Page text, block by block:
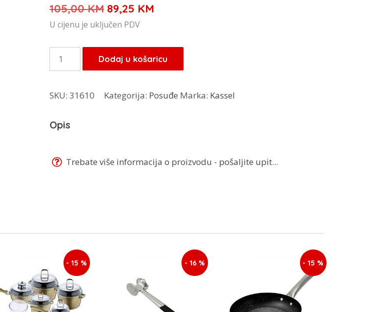
105,00KM Izvorna
cijena
je:
105,00 KM.
89,25 KMTrenutna
89,25 KM.
U cijenu je uključen PDV
Kassel
kutija
kruh
dodacima
količina
Dodaj u košaricu
SKU: 31610 Kategorija: Posuđe Marka: Kassel
Opis
Trebate više informacija o proizvodu - pošaljite upit...
- 15 % - 16 % - 15 %